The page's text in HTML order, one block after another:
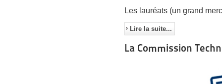
Les lauréats (un grand
Lire la suite...
La Commission